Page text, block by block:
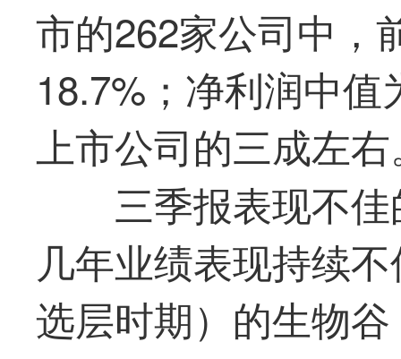
市的262家公司中，
18.7%；净利润中
上市公司的三成左
三季报表现不
几年业绩表现持续
选层时期）的生物